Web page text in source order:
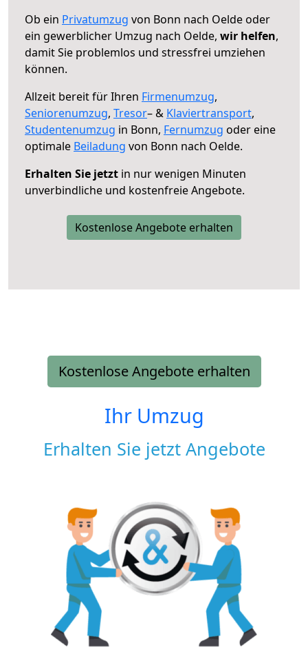
Ob ein Privatumzug von Bonn nach Oelde oder
ein gewerblicher Umzug nach Oelde, wir helfen,
damit Sie problemlos und stressfrei umziehen
können.
Allzeit bereit für Ihren Firmenumzug,
Seniorenumzug, Tresor– & Klaviertransport,
Studentenumzug in Bonn, Fernumzug oder eine
optimale Beiladung von Bonn nach Oelde.
Erhalten Sie jetzt in nur wenigen Minuten
unverbindliche und kostenfreie Angebote.
Kostenlose Angebote erhalten
Kostenlose Angebote erhalten
Ihr Umzug
Erhalten Sie jetzt Angebote